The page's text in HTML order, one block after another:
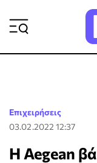
Επιχειρήσεις
03.02.2022 12:37
Η Aegean